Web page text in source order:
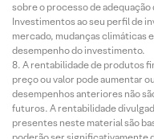
sobre o processo de
Investimentos ao seu perfil de
mercado, mudanças climáticas
desempenho do investimento.
A rentabilidade de produtos
preço ou valor pode aumentar
desempenhos anteriores não
futuros. A rentabilidade
presentes neste material são